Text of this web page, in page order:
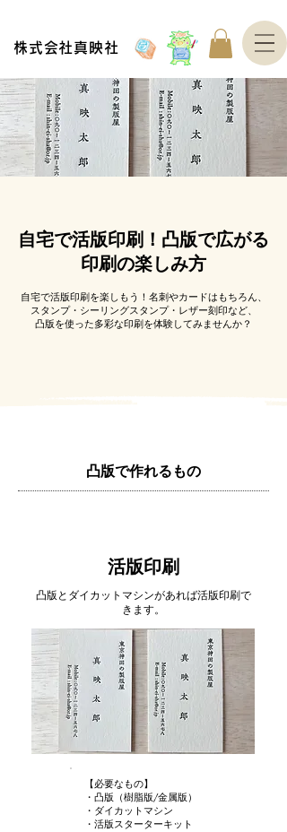
株式会社真映社
自宅で活版印刷！凸版で広がる
印刷の楽しみ方
自宅で活版印刷を楽しもう！名刺やカードはもちろん、
スタンプ・シーリングスタンプ・レザー刻印など、
凸版を使った多彩な印刷を体験してみませんか？
​凸版で作れるもの
​​活版印刷
凸版とダイカットマシンがあれば活版印刷で
きます。
【必要なもの】
・凸版（樹脂版/金属版）
・ダイカットマシン
・活版スターターキット